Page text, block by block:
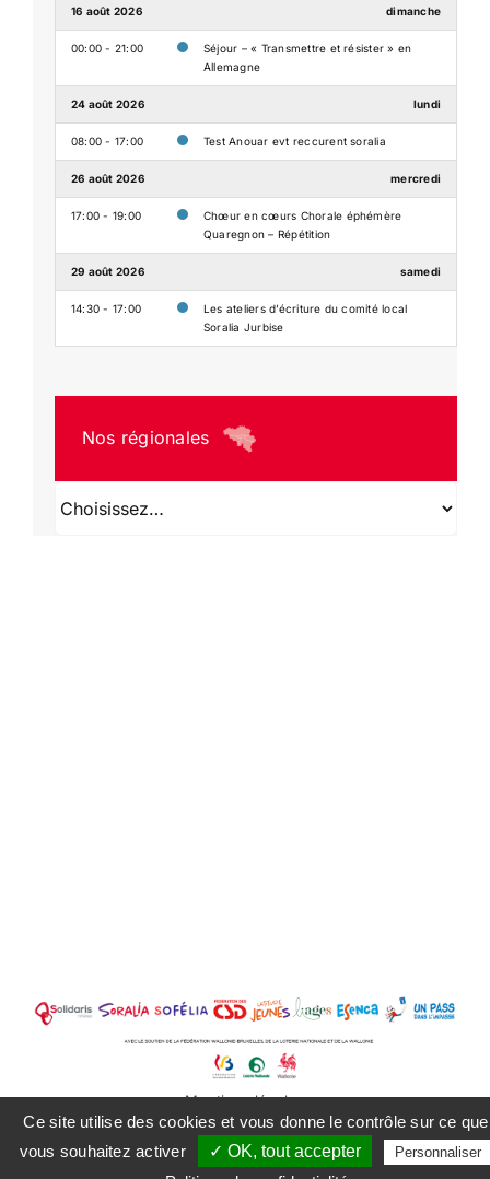
16 août 2026 dimanche
00:00 - 21:00
Séjour – « Transmettre et résister » en
Allemagne
24 août 2026 lundi
08:00 - 17:00 Test Anouar evt reccurent soralia
26 août 2026 mercredi
17:00 - 19:00
Chœur en cœurs Chorale éphémère
Quaregnon – Répétition
29 août 2026 samedi
14:30 - 17:00
Les ateliers d’écriture du comité local
Soralia Jurbise
Nos régionales
Mentions légales
FacebookInstagramLinkedIn
Ce site utilise des cookies et vous donne le contrôle sur ce que
vous souhaitez activer
✓ OK, tout accepter Personnaliser